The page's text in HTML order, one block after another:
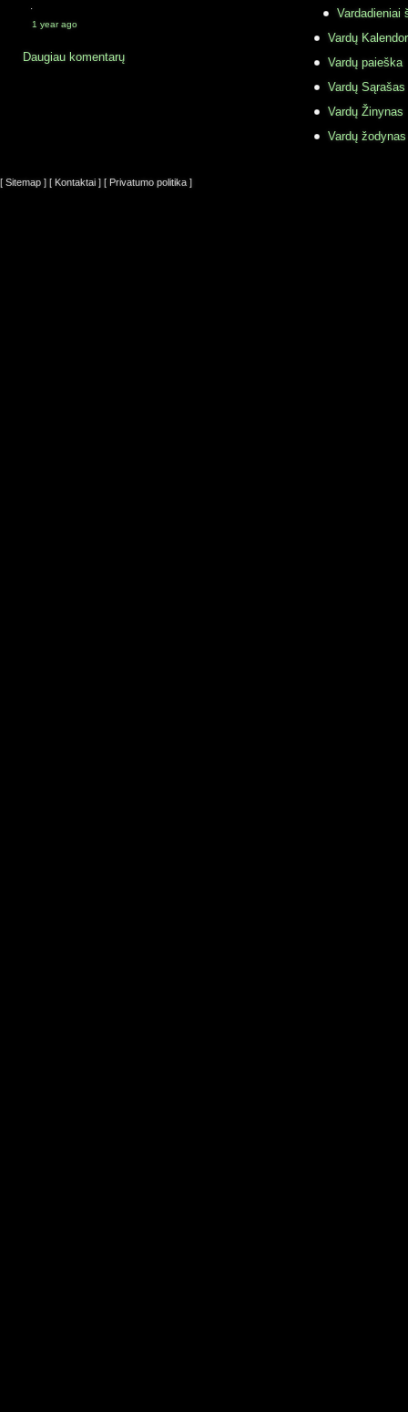
·
1 year ago
Daugiau komentarų
Vardadieniai
Vardų
Vardų paieška
Vardų Sąrašas
Vardų Žinynas
Vardų
[ Sitemap ] [ Kontaktai ] [ Privatumo politika ]